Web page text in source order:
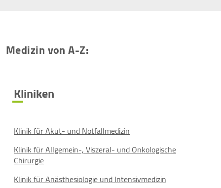
Medizin von A-Z:
Kliniken
Klinik für Akut- und Notfallmedizin
Klinik für Allgemein-, Viszeral- und Onkologische
Chirurgie
Klinik für Anästhesiologie und Intensivmedizin